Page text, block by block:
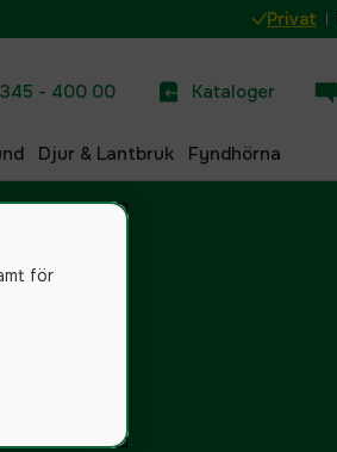
Privat
- 400 00 Kataloger
Djur & Lantbruk Fyndhörna
för